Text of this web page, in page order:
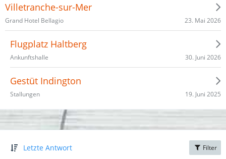
Villetranche-sur-Mer
Grand Hotel Bellagio 23. Mai 2026
Flugplatz Haltberg
Ankunftshalle 30. Juni 2026
Gestüt Indington
Stallungen 19. Juni 2025
Letzte Antwort Filter